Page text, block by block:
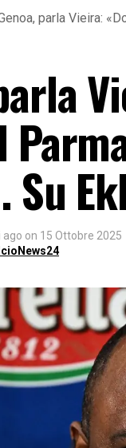
parla Vieira:
Su
ago on 15 Ottobre 2025